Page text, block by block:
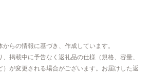
らの情報に基づき、作成しています。
掲載中に予告なく返礼品の仕様（規格、容量、
）が変更される場合がございます。お届けした返